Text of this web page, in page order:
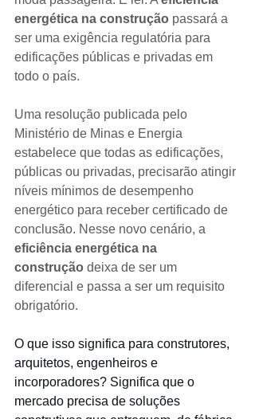
energética na construção passará a
ser uma exigência regulatória para
edificações públicas e privadas em
todo o país.
Uma resolução publicada pelo
Ministério de Minas e Energia
estabelece que todas as edificações,
públicas ou privadas, precisarão atingir
níveis mínimos de desempenho
energético para receber certificado de
conclusão. Nesse novo cenário, a
eficiência energética na
construção deixa de ser um
diferencial e passa a ser um requisito
obrigatório.
O que isso significa para construtores,
arquitetos, engenheiros e
incorporadores? Significa que o
mercado precisa de soluções